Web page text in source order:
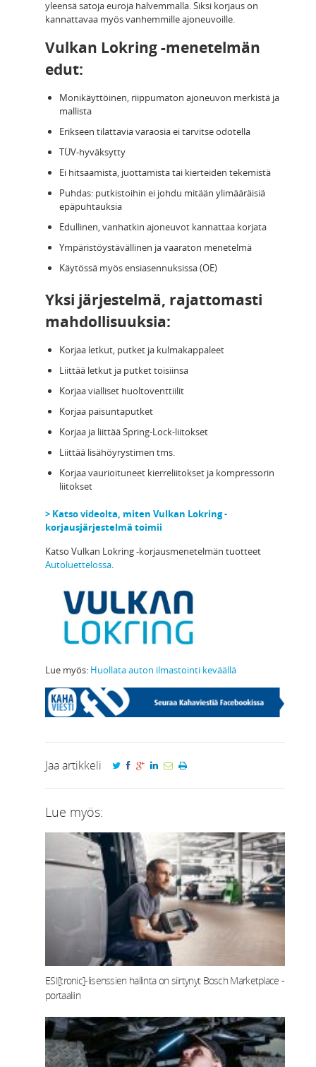
yleensä satoja euroja halvemmalla. Siksi korjaus on
kannattavaa myös vanhemmille ajoneuvoille.
Vulkan Lokring -menetelmän
edut:
Monikäyttöinen, riippumaton ajoneuvon merkistä ja
mallista
Erikseen tilattavia varaosia ei tarvitse odotella
TÜV-hyväksytty
Ei hitsaamista, juottamista tai kierteiden tekemistä
Puhdas: putkistoihin ei johdu mitään ylimääräisiä
epäpuhtauksia
Edullinen, vanhatkin ajoneuvot kannattaa korjata
Ympäristöystävällinen ja vaaraton menetelmä
Käytössä myös ensiasennuksissa (OE)
Yksi järjestelmä, rajattomasti
mahdollisuuksia:
Korjaa letkut, putket ja kulmakappaleet
Liittää letkut ja putket toisiinsa
Korjaa vialliset huoltoventtiilit
Korjaa paisuntaputket
Korjaa ja liittää Spring-Lock-liitokset
Liittää lisähöyrystimen tms.
Korjaa vaurioituneet kierreliitokset ja kompressorin
liitokset
> Katso videolta, miten Vulkan Lokring -
korjausjärjestelmä toimii
Katso Vulkan Lokring -korjausmenetelmän tuotteet
Autoluettelossa
Lue myös: Huollata auton ilmastointi keväällä
Jaa artikkeli
Lue myös:
ESI[tronic]-lisenssien hallinta on siirtynyt Bosch Marketplace -
portaaliin